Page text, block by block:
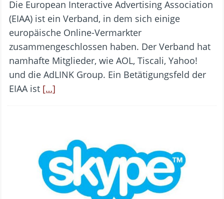
Die European Interactive Advertising Association
(EIAA) ist ein Verband, in dem sich einige
europäische Online-Vermarkter
zusammengeschlossen haben. Der Verband hat
namhafte Mitglieder, wie AOL, Tiscali, Yahoo!
und die AdLINK Group. Ein Betätigungsfeld der
EIAA ist […]